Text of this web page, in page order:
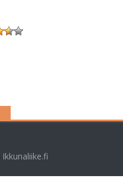
Ikkunaliike.fi